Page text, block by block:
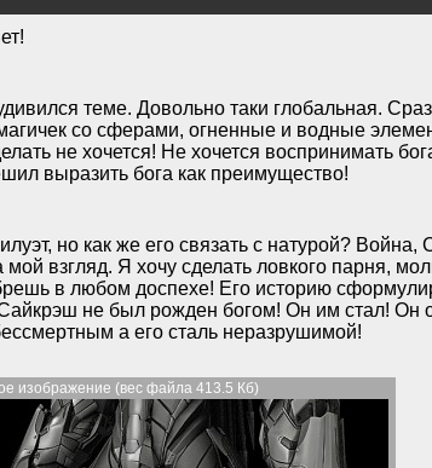
теме. Довольно таки глобальная.
со сферами, огненные и водные
не хочется! Не хочется воспринимать
выразить бога как преимущество!
но как же его связать с натурой?
мой взгляд. Я хочу сделать ловкого парня,
в любом доспехе! Его историю
Сайкрэш не был рожден богом! Он им стал! Он
а его сталь неразрушимой!
изображение (вес файла 413.5 Кб)